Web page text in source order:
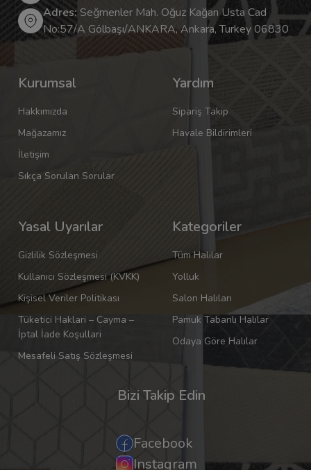
Adres: Seğmenler Mah. Oğuz Kağan Usta Cad
No:57/A Gölbaşı/ANKARA, Ankara, Turkey 06830
Kurumsal
Hakkımızda
Mağazamız
İletişim
Sıkça Sorulan Sorular
Yardım
Sipariş Takip
Havale Bildirimleri
Yasal Uyarılar
Gizlilik Sözleşmesi
Kullanıcı Sözleşmesi (KVKK)
Kişisel Veriler Politikası
Tüketici Haklari – Cayma –
İptal İade Koşullari
Mesafeli Satış Sözleşmesi
Kategoriler
Tüm Halılar
Yolluk
Salon Halıları
Pamuk Tabanlı Halılar
Odaya Göre Halılar
Bizi Takip Edin
Facebook
Instagram